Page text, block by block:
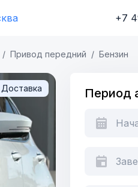
+7
Привод передний Бензин
Период